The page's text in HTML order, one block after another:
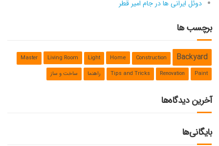
دوئل ایرانی ها در جام امیر قطر
برچسب ها
Backyard
Construction
Home
Light
Living Room
Master
Paint
Renovation
Tips and Tricks راهنما ساخت و ساز
آخرین دیدگاه‌ها
بایگانی‌ها